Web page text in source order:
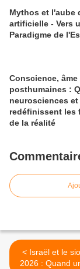
Mythos et l'aube
artificielle - Vers
Paradigme de
Conscience,
posthumaines :
neurosciences
redéfinissent les
de la réalité
< Israël et le sionisme en
2026 : Quand